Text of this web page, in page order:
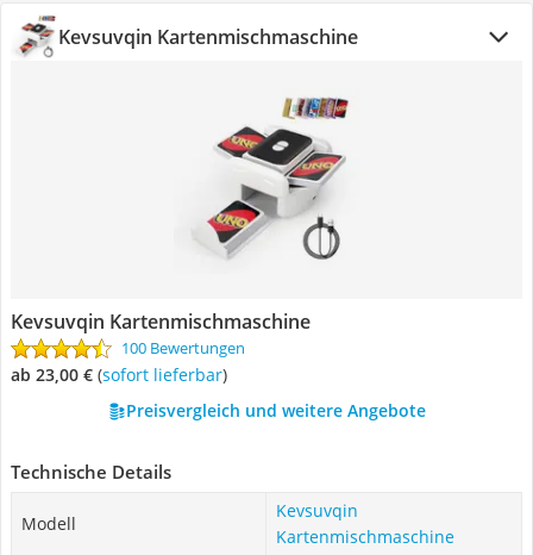
Kevsuvqin Kartenmischmaschine
Kevsuvqin Kartenmischmaschine
100 Bewertungen
ab 23,00 € ( Sofort lieferbar)
Preisvergleich und weitere Angebote
Technische Details
Modell
Kevsuvqin
Kartenmischmaschine